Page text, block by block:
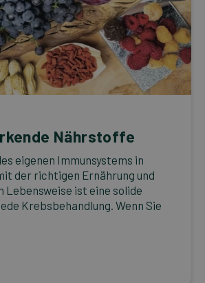
Nährstoffe
eigenen Immunsystems in
der richtigen Ernährung und
Lebensweise ist eine solide
Krebsbehandlung. Wenn Sie